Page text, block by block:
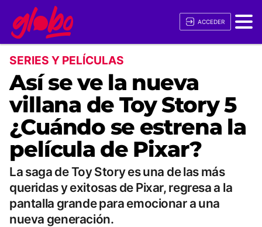
ACCEDER
SERIES Y PELÍCULAS
Así se ve la nueva
villana de Toy Story 5
¿Cuándo se estrena la
película de Pixar?
La saga de Toy Story es una de las más
queridas y exitosas de Pixar, regresa a la
pantalla grande para emocionar a una
nueva generación.